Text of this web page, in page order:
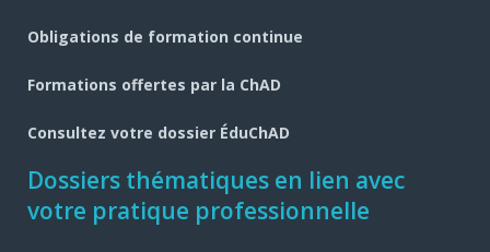
Obligations de formation continue
Formations offertes par la ChAD
Consultez votre dossier ÉduChAD
Dossiers thématiques en lien avec
votre pratique professionnelle